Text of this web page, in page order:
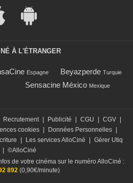
À L'ÉTRANGER
Espagne Beyazperde Turquie
Sensacine México Mexique
Recrutement Publicité CGU CGV
cookies Données Personnelles
Les services AlloCiné
Gérer Utiq
©AlloCiné
de votre cinéma sur le numéro AlloCiné :
892(0,90€/minute)